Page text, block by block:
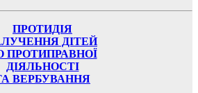
ПРОТИДІЯ
ДІТЕЙ
ПРОТИПРАВНОЇ
ДІЯЛЬНОСТІ
ВЕРБУВАННЯ